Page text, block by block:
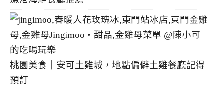
桃園美食｜安可土雞城，地點偏僻土雞餐廳記得
預訂